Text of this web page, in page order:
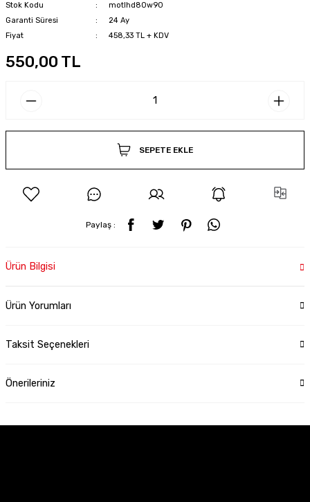
Stok Kodu
motlhd80w90
Garanti Süresi
24 Ay
Fiyat
458,33 TL + KDV
550,00 TL
SEPETE EKLE
Paylaş :
Ürün Bilgisi
Ürün Yorumları
Taksit Seçenekleri
Önerileriniz